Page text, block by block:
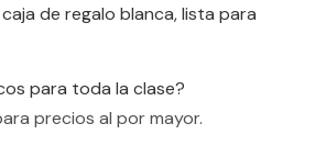
de regalo blanca, lista para
para toda la clase?
precios al por mayor.